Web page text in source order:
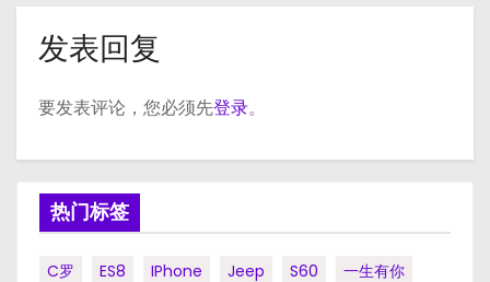
发表回复
要发表评论，您必须先登录。
热门标签
C罗 ES8 IPhone Jeep S60 一生有你